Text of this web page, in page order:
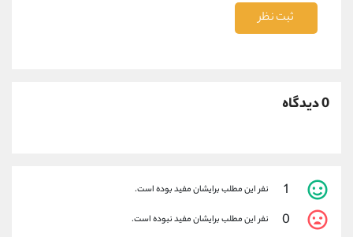
ثبت نظر
0 دیدگاه
1 نفر این مطلب برایشان مفید بوده است.
0 نفر این مطلب برایشان مفید نبوده است.